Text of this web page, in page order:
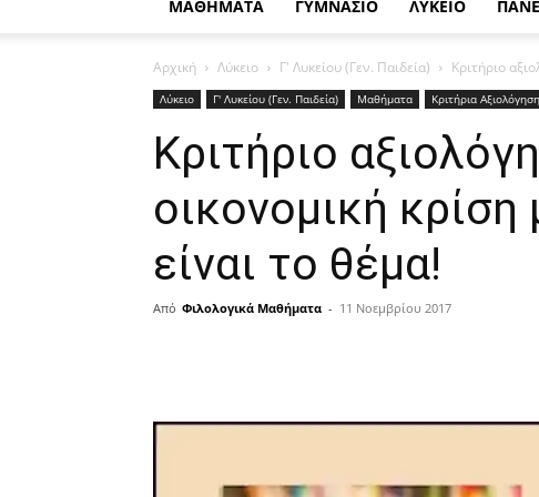
ΜΑΘΗΜΑΤΑ ΓΥΜΝΑΣΙΟ ΛΥΚΕΙΟ
Αρχική Λύκειο Γ' Λυκείου (Γεν. Παιδεία) Κριτήριο
Λύκειο Γ' Λυκείου (Γεν. Παιδεία) Μαθήματα Κριτήρια
Κριτήριο
οικονομική κρίση
είναι το θέμα!
Από Φιλολογικά Μαθήματα - 11 Νοεμβρίου 2017